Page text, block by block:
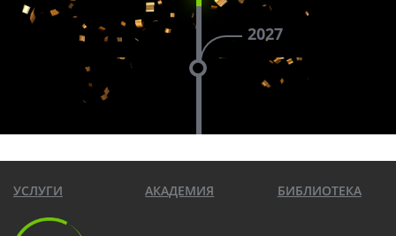
2027
УСЛУГИ АКАДЕМИЯ БИБЛИОТЕКА